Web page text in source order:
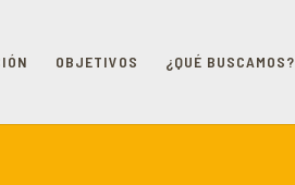
OBJETIVOS ¿QUÉ BUSCAMOS?